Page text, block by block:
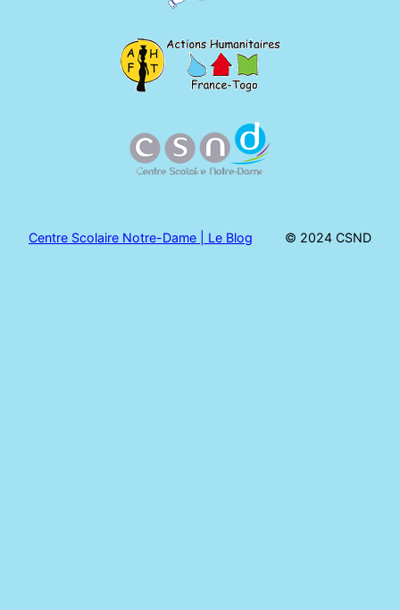
Centre Scolaire Notre-Dame | Le Blog © 2024 CSND